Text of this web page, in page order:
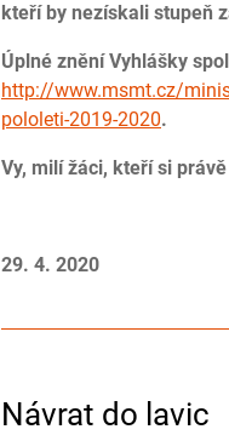
kteří by nezískali stupeň
Úplné znění Vyhlášky
http://www.msmt.cz/
pololeti-2019-2020.
Vy, milí žáci, kteří si
29. 4. 2020
Návrat do lavic